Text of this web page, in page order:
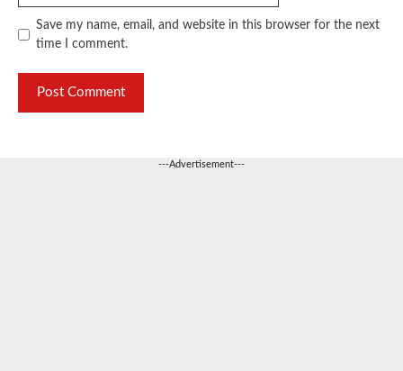
Save my name, email, and website in this browser for the next
time I comment.
---Advertisement---